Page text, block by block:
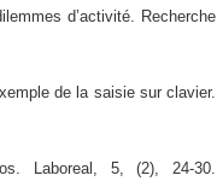
d’activité. Recherche
de la saisie sur clavier.
Laboreal, 5, (2), 24-30.